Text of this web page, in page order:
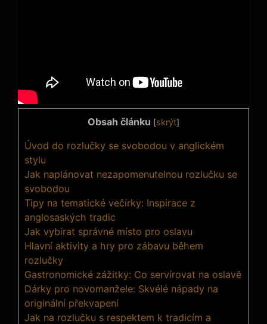
Obsah článku [skrýt]
Úvod do rozlučky se svobodou v anglickém
stylu
Jak naplánovat nezapomenutelnou rozlučku se
svobodou
Tipy na tematické večírky: Inspirace z
anglosaských tradic
Jak vybírat správné místo pro oslavu
Hlavní aktivity a hry pro zábavu během
rozlučky
Gastronomické zážitky: Co servírovat na oslavě
Dárky pro novomanžele: Skvélé nápady na
originální překvapení
Jak na rozlučku s respektem k tradicím a